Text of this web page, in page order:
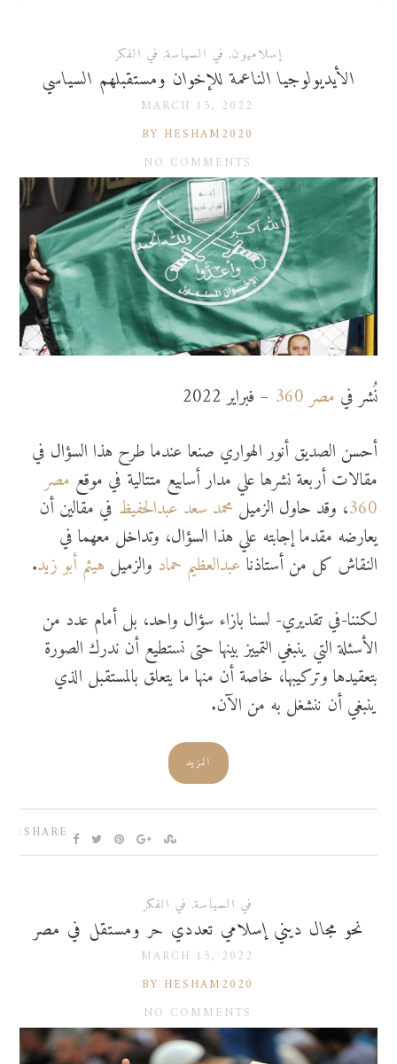
إسلاميون, في السياسة, في الفكر
الأيديولوجيا الناعمة للإخوان ومستقبلهم السياسي
MARCH 15, 2022
BY HESHAM2020
NO COMMENTS
نُشر في مصر 360
– فبراير 2022
أحسن الصديق أنور الهواري صنعا عندما طرح هذا السؤال في
مقالات أربعة نشرها علي مدار أسابيع متتالية في موقع مصر
360، وقد حاول الزميلمحمد سعد عبدالحفيظ في مقالين أن
يعارضه مقدما إجابته علي هذا السؤال، وتداخل معهما في
النقاش كل من أستاذنا عبدالعظيم حماد والزميل هيثم أبو زيد.
لكننا-في تقديري- لسنا بازاء سؤال واحد، بل أمام عدد من
الأسئلة التي ينبغي التمييز بينها حتى نستطيع أن ندرك الصورة
بتعقيدها وتركيبها، خاصة أن منها ما يتعلق بالمستقبل الذي
ينبغي أن ننشغل به من الآن.
المزيد
SHARE:
في السياسة, في الفكر
نحو مجال ديني إسلامي تعددي حر ومستقل في مصر
MARCH 15, 2022
BY HESHAM2020
NO COMMENTS